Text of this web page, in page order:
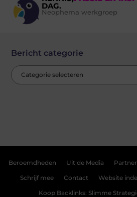
DAG.
Neophema werkgroep
Bericht categorie
Beroemdheden Uit de Media
Schrijf mee Contact Website
Koop Backlinks: Slimme